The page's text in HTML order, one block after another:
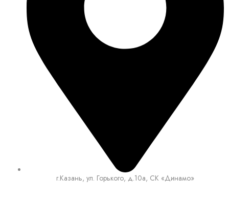
г.Казань, ул. Горького, д.10а, СК «Динамо»